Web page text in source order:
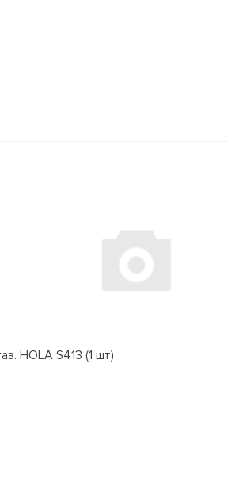
HOLA S413 (1 шт)